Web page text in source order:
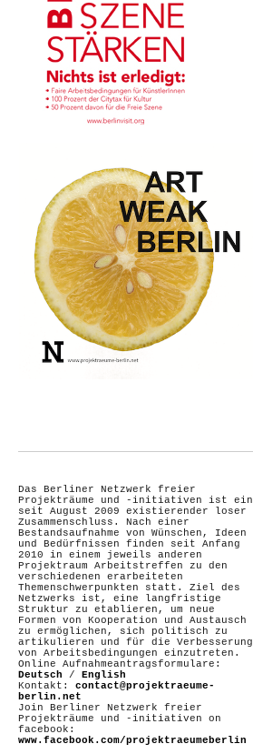
Das Berliner Netzwerk freier
Projekträume und -initiativen ist ein
seit August 2009 existierender loser
Zusammenschluss. Nach einer
Bestandsaufnahme von Wünschen, Ideen
und Bedürfnissen finden seit Anfang
2010 in einem jeweils anderen
Projektraum Arbeitstreffen zu den
verschiedenen erarbeiteten
Themenschwerpunkten statt. Ziel des
Netzwerks ist, eine langfristige
Struktur zu etablieren, um neue
Formen von Kooperation und Austausch
zu ermöglichen, sich politisch zu
artikulieren und für die Verbesserung
von Arbeitsbedingungen einzutreten.
Online Aufnahmeantragsformulare:
Deutsch / English
Kontakt: contact@projektraeume-
berlin.net
Join Berliner Netzwerk freier
Projekträume und -initiativen on
facebook:
www.facebook.com/projektraeumeberlin